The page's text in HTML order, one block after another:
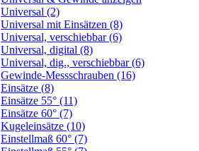
Universal (2)
Universal mit Einsätzen (8)
Universal, verschiebbar (6)
Universal, digital (8)
Universal, dig., verschiebbar (6)
Gewinde-Messschrauben (16)
Einsätze (8)
Einsätze 55° (11)
Einsätze 60° (7)
Kugeleinsätze (10)
Einstellmaß 60° (7)